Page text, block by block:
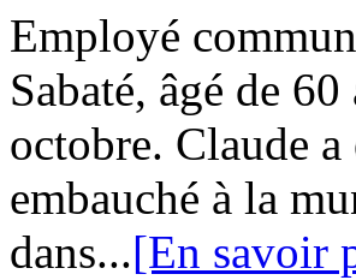
Employé
Sabaté, âgé de
octobre. Claude
embauché à la
dans...[En savoir